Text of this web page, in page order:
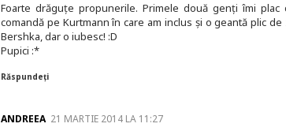
Foarte drăguțe propunerile. Primele două genți îmi
comandă pe Kurtmann în care am inclus și o geantă plic
Bershka, dar o iubesc! :D
Pupici :*
Răspundeți
ANDREEA 21 MARTIE 2014 LA 11:27